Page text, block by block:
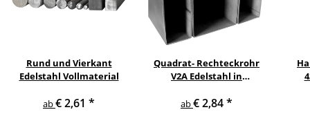
Rund und Vierkant
Edelstahl Vollmaterial
ab€ 2,61 *
Quadrat- Rechteckrohr
V2A Edelstahl in
Querschnitten und
ab€ 2,84*